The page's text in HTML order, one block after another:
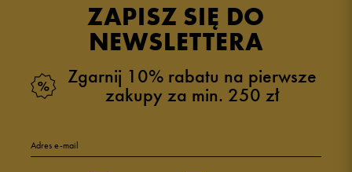
ZAPISZ SIĘ DO
NEWSLETTERA
Zgarnij 10% rabatu na pierwsze
zakupy za min. 250 zł
Adres e-mail